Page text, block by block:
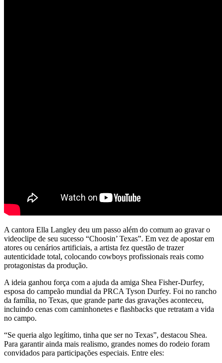
A cantora Ella Langley deu um passo além do comum ao gravar o
videoclipe de seu sucesso “Choosin’ Texas”. Em vez de apostar em
atores ou cenários artificiais, a artista fez questão de trazer
autenticidade total, colocando cowboys profissionais reais como
protagonistas da produção.
A ideia ganhou força com a ajuda da amiga Shea Fisher-Durfey,
esposa do campeão mundial da PRCA Tyson Durfey. Foi no rancho
da família, no Texas, que grande parte das gravações aconteceu,
incluindo cenas com caminhonetes e flashbacks que retratam a vida
no campo.
“Se queria algo legítimo, tinha que ser no Texas”, destacou Shea.
Para garantir ainda mais realismo, grandes nomes do rodeio foram
convidados para participações especiais. Entre eles: